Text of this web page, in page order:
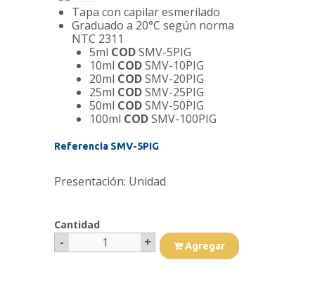
Tapa con capilar esmerilado
Graduado a 20°C según norma
NTC 2311
5ml CODSMV-5PIG
10ml CODSMV-10PIG
20ml CODSMV-20PIG
25ml CODSMV-25PIG
50ml CODSMV-50PIG
100ml CODSMV-100PIG
Referencia SMV-5PIG
Presentación: Unidad
Cantidad
1 +
- Agregar